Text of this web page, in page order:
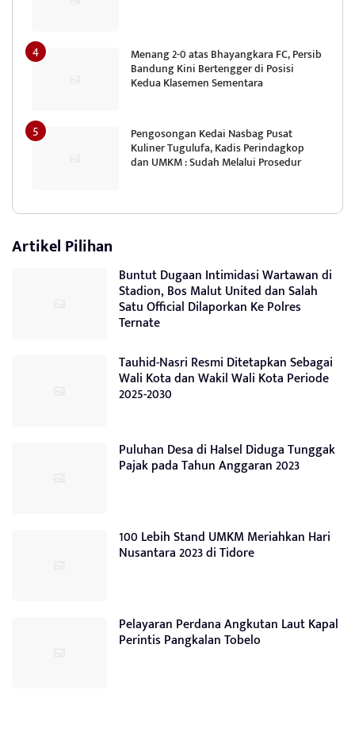
Menang 2-0 atas Bhayangkara FC, Persib
Bandung Kini Bertengger di Posisi
Kedua Klasemen Sementara
Pengosongan Kedai Nasbag Pusat
Kuliner Tugulufa, Kadis Perindagkop
dan UMKM : Sudah Melalui Prosedur
Artikel Pilihan
Buntut Dugaan Intimidasi Wartawan di
Stadion, Bos Malut United dan Salah
Satu Official Dilaporkan Ke Polres
Ternate
Tauhid-Nasri Resmi Ditetapkan Sebagai
Wali Kota dan Wakil Wali Kota Periode
2025-2030
Puluhan Desa di Halsel Diduga Tunggak
Pajak pada Tahun Anggaran 2023
100 Lebih Stand UMKM Meriahkan Hari
Nusantara 2023 di Tidore
Pelayaran Perdana Angkutan Laut Kapal
Perintis Pangkalan Tobelo